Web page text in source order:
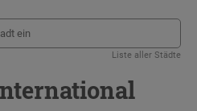
Liste aller Städte